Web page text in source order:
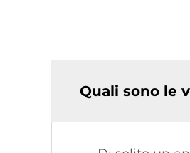
Quali sono le